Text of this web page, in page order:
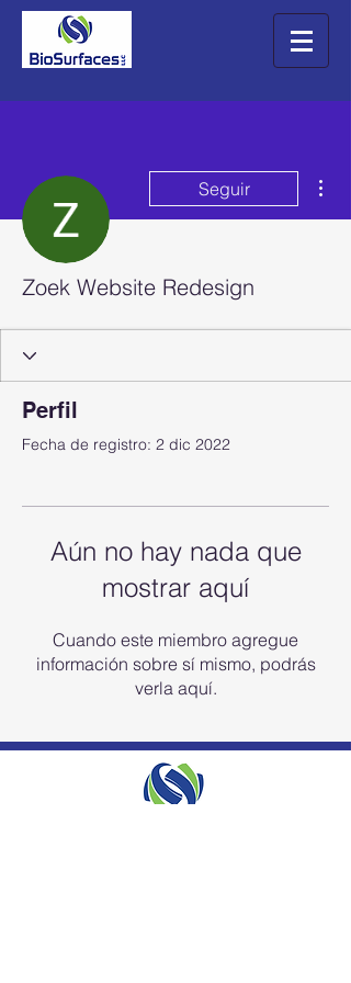
Seguir
Zoek Website Redesign
Perfil
Fecha de registro: 2 dic 2022
Aún no hay nada que
mostrar aquí
Cuando este miembro agregue
información sobre sí mismo, podrás
verla aquí.